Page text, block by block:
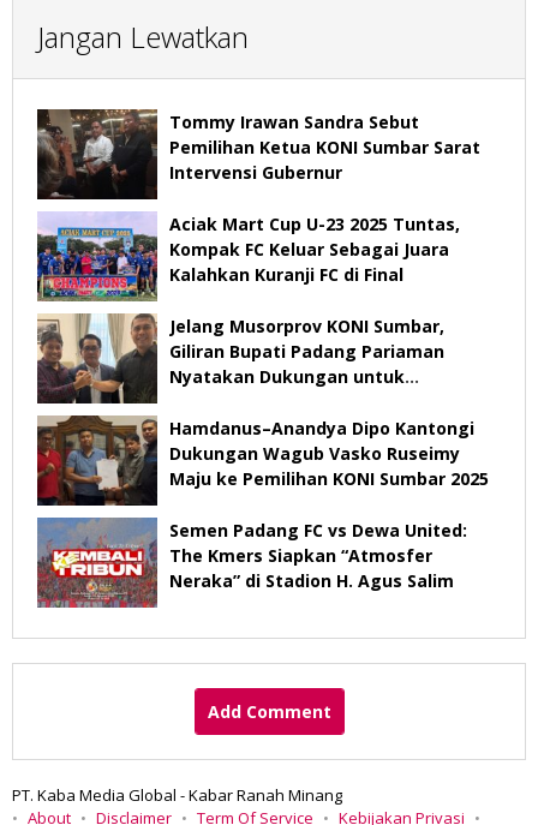
Jangan Lewatkan
Tommy Irawan Sandra Sebut
Pemilihan Ketua KONI Sumbar Sarat
Intervensi Gubernur
Aciak Mart Cup U-23 2025 Tuntas,
Kompak FC Keluar Sebagai Juara
Kalahkan Kuranji FC di Final
Jelang Musorprov KONI Sumbar,
Giliran Bupati Padang Pariaman
Nyatakan Dukungan untuk
Hamdanus–Anandya Dipo Kantongi
Dukungan Wagub Vasko Ruseimy
Maju ke Pemilihan KONI Sumbar 2025
Semen Padang FC vs Dewa United:
The Kmers Siapkan “Atmosfer
Neraka” di Stadion H. Agus Salim
Add Comment
PT. Kaba Media Global - Kabar Ranah Minang
About
Disclaimer Term Of Service Kebijakan Privasi